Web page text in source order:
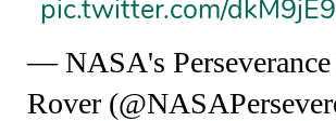
pic.twitter.com/
— NASA's
Rover